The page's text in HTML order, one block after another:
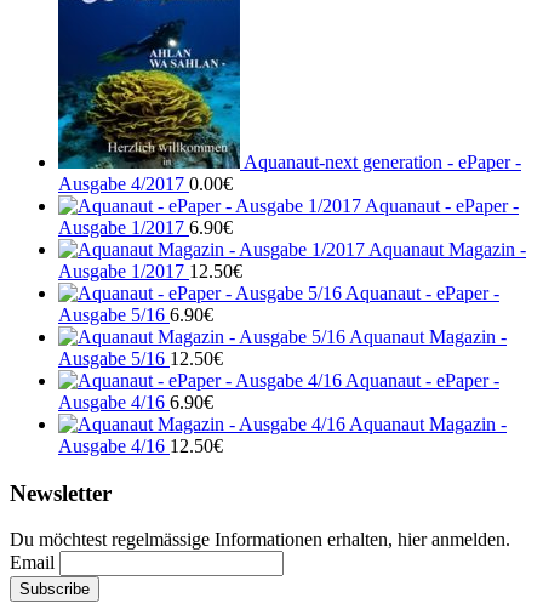
Aquanaut-next generation - ePaper -
Ausgabe 4/2017 0.00€
Aquanaut - ePaper -
Ausgabe 1/2017 6.90€
Aquanaut Magazin -
Ausgabe 1/2017 12.50€
Aquanaut - ePaper -
Ausgabe 5/16 6.90€
Aquanaut Magazin -
Ausgabe 5/16 12.50€
Aquanaut - ePaper -
Ausgabe 4/16 6.90€
Aquanaut Magazin -
Ausgabe 4/16 12.50€
Newsletter
Du möchtest regelmässige Informationen erhalten, hier anmelden.
Email